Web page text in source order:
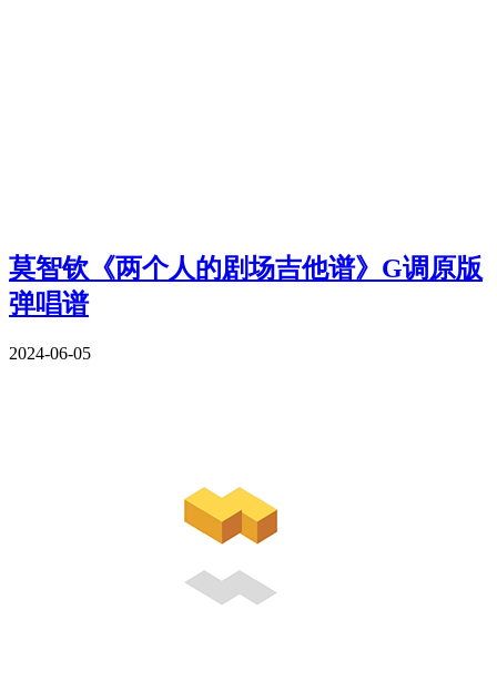
莫智钦《两个人的剧场吉他谱》G调原版
弹唱谱
2024-06-05